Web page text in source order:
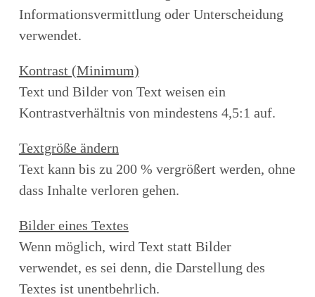
Informationsvermittlung oder Unterscheidung
verwendet.
Kontrast (Minimum)
Text und Bilder von Text weisen ein
Kontrastverhältnis von mindestens 4,5:1 auf.
Textgröße ändern
Text kann bis zu 200 % vergrößert werden, ohne
dass Inhalte verloren gehen.
Bilder eines Textes
Wenn möglich, wird Text statt Bilder
verwendet, es sei denn, die Darstellung des
Textes ist unentbehrlich.